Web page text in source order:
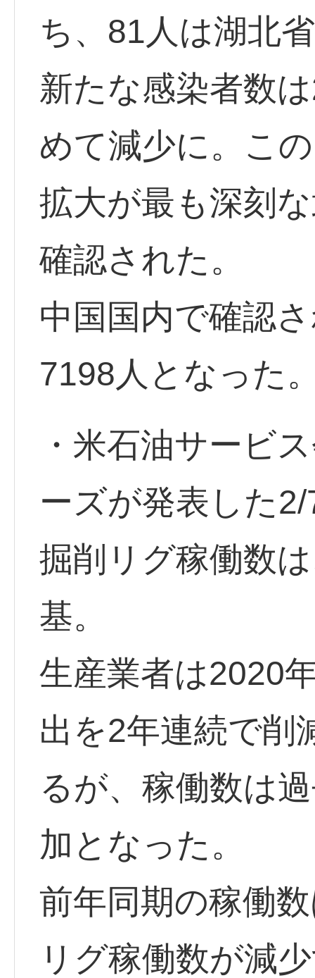
ち、81人は湖北
新たな感染者数
めて減少に。こ
拡大が最も深刻
確認された。
中国国内で確認
7198人となった
・米石油サービ
ーズが発表した
掘削リグ稼働数
基。
生産業者は2020
出を2年連続で削
るが、稼働数は
加となった。
前年同期の稼働
リグ稼働数が減